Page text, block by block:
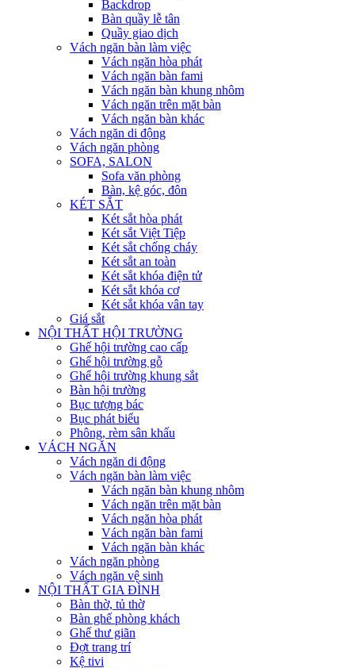
Backdrop
Bàn quầy lễ tân
Quầy giao dịch
Vách ngăn bàn làm việc
Vách ngăn hòa phát
Vách ngăn bàn fami
Vách ngăn bàn khung nhôm
Vách ngăn trên mặt bàn
Vách ngăn bàn khác
Vách ngăn di động
Vách ngăn phòng
SOFA, SALON
Sofa văn phòng
Bàn, kệ góc, đôn
KÉT SẮT
Két sắt hòa phát
Két sắt Việt Tiệp
Két sắt chống cháy
Két sắt an toàn
Két sắt khóa điện tử
Két sắt khóa cơ
Két sắt khóa vân tay
Giá sắt
NỘI THẤT HỘI TRƯỜNG
Ghế hội trường cao cấp
Ghế hội trường gỗ
Ghế hội trường khung sắt
Bàn hội trường
Bục tượng bác
Bục phát biểu
Phông, rèm sân khấu
VÁCH NGĂN
Vách ngăn di động
Vách ngăn bàn làm việc
Vách ngăn bàn khung nhôm
Vách ngăn trên mặt bàn
Vách ngăn hòa phát
Vách ngăn bàn fami
Vách ngăn bàn khác
Vách ngăn phòng
Vách ngăn vệ sinh
NỘI THẤT GIA ĐÌNH
Bàn thờ, tủ thờ
Bàn ghế phòng khách
Ghế thư giãn
Đợt trang trí
Kệ tivi